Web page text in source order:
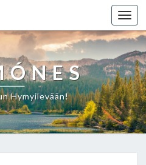
Hymyilevään!